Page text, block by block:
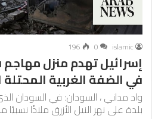
islamic
0
196
إسرائيل تهدم منزل
في الضفة الغربية
واد مداني ، السودان: في السودان
بلدة على نهر النيل الأزرق ملاذًا